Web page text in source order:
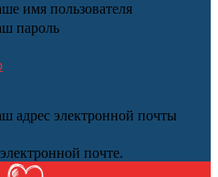
имя пользователя
пароль
адрес электронной почты
почте.